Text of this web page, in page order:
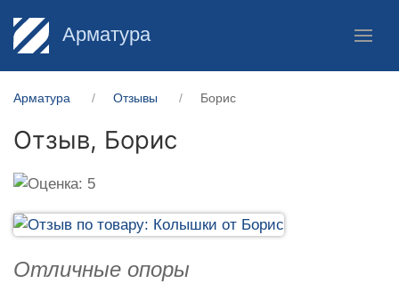
Арматура
Арматура Отзывы Борис
Отзыв, Борис
Отличные опоры